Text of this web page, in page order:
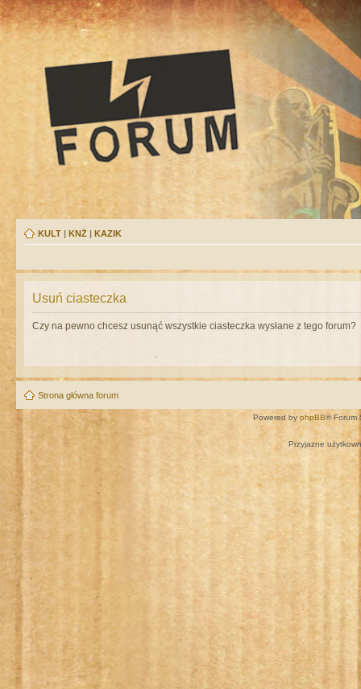
KULT | KNŻ | KAZIK
Usuń ciasteczka
Czy na pewno chcesz usunąć wszystkie ciasteczka wysłane z tego forum?
Strona główna forum
Powered by phpBB® Forum
Przyjazne